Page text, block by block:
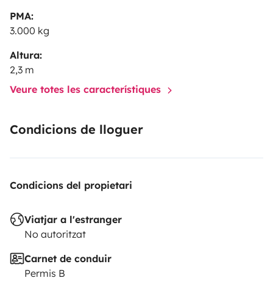
PMA:
3.000 kg
Altura:
2,3 m
Veure totes les característiques
Condicions de lloguer
Condicions del propietari
Viatjar a l'estranger
No autoritzat
Carnet de conduir
Permis B